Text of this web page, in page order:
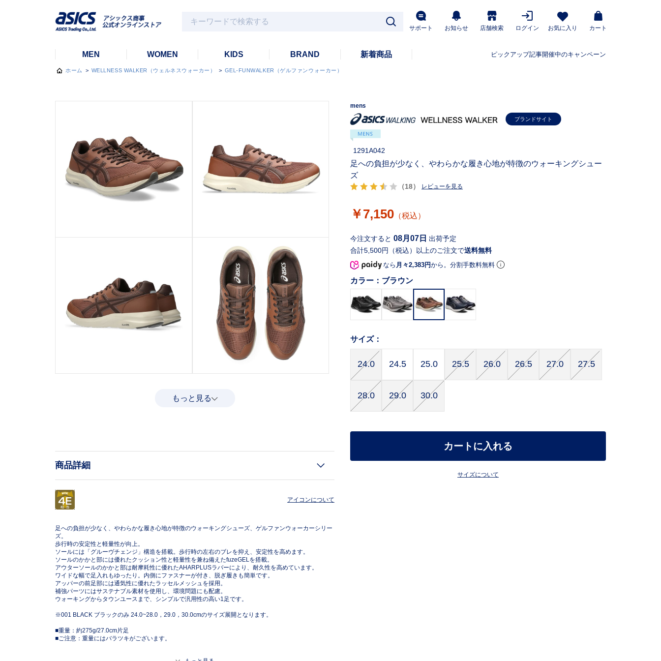
サポート お知らせ 店舗検索 ログイン お気に入り カート
MEN WOMEN KIDS BRAND 新着商品 ピックアップ記事開催中のキャンペーン
ホーム > WELLNESS WALKER（ウェルネスウォーカー） > GEL-FUNWALKER（ゲルファンウォーカー）
もっと見る
商品詳細
アイコンについて
足への負担が少なく、やわらかな履き心地が特徴のウォーキングシューズ、ゲルファンウォーカーシリー
ズ。
歩行時の安定性と軽量性が向上。
ソールには「グルーヴチェンジ」構造を搭載。歩行時の左右のブレを抑え、安定性を高めます。
ソールのかかと部には優れたクッション性と軽量性を兼ね備えたfuzeGELを搭載。
アウターソールのかかと部は耐摩耗性に優れたAHARPLUSラバーにより、耐久性を高めています。
ワイドな幅で足入れもゆったり。内側にファスナーが付き、脱ぎ履きも簡単です。
アッパーの前足部には通気性に優れたラッセルメッシュを採用。
補強パーツにはサステナブル素材を使用し、環境問題にも配慮。
ウォーキングからタウンユースまで、シンプルで汎用性の高い1足です。
※001 BLACK ブラックのみ 24.0~28.0，29.0，30.0cmのサイズ展開となります。
■重量：約275g/27.0cm片足
■ご注意：重量にはバラツキがございます。
mens
ブランドサイト
1291A042
（18） レビューを見る
足への負担が少なく、やわらかな履き心地が特徴のウォーキングシュー
ズ
￥7,150 （税込）
合計5,500円（税込）以上のご注文で送料無料
今注文すると 08月07日 出荷予定
なら 月々2,383円から。分割手数料無料
カラー： ブラウン
サイズ：
24.0 24.5 25.0 25.5 26.0 26.5 27.0 27.5
28.0 29.0 30.0
カートに入れる
サイズについて